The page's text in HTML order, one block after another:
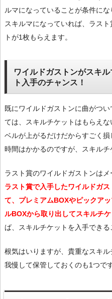
ルマになっていることが条件にな
スキルマになっていれば、ラス
トが1枚もらえます。
ワイルドガストンがスキ
ト入手のチャンス！
既にワイルドガストンに曲がつ
ては、スキルチケットはもらえ
ベルが上がるだけだからすごく損
時間はかかるのですが、スキル
ラスト賞のワイルドガストンはメ
ラスト賞で入手したワイルドガ
て、プレミアムBOXやピックア
ルBOXから取り出してスキルチ
ば、スキルチケットを入手できる
根気はいりますが、貴重なスキ
我慢して保管しておくのも1つです